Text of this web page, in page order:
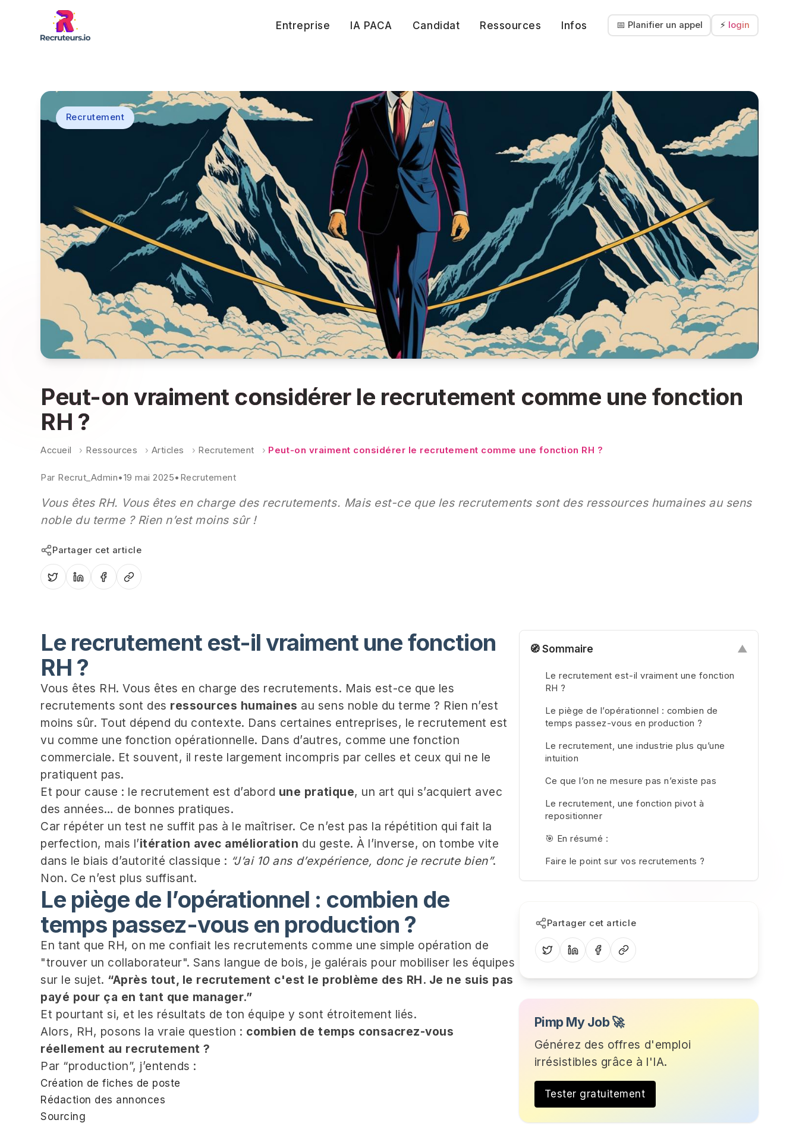
Entreprise IA PACA Candidat Ressources Infos 📅 Planifier un appel ⚡ login
Recrutement
Peut-on vraiment considérer le recrutement comme une fonction
RH ?
Accueil › Ressources › Articles › Recrutement › Peut-on vraiment considérer le recrutement comme une fonction RH ?
Par Recrut_Admin•19 mai 2025• Recrutement
Vous êtes RH. Vous êtes en charge des recrutements. Mais est-ce que les recrutements sont des ressources humaines au sens
noble du terme ? Rien n’est moins sûr !
Partager cet article
Le recrutement est-il vraiment une fonction
RH ?
Vous êtes RH. Vous êtes en charge des recrutements. Mais est-ce que les
recrutements sont des ressources humaines au sens noble du terme ? Rien n’est
moins sûr. Tout dépend du contexte. Dans certaines entreprises, le recrutement est
vu comme une fonction opérationnelle. Dans d’autres, comme une fonction
commerciale. Et souvent, il reste largement incompris par celles et ceux qui ne le
pratiquent pas.
Et pour cause : le recrutement est d’abord une pratique, un art qui s’acquiert avec
des années… de bonnes pratiques.
Car répéter un test ne suffit pas à le maîtriser. Ce n’est pas la répétition qui fait la
perfection, mais l’itération avec amélioration du geste. À l’inverse, on tombe vite
dans le biais d’autorité classique : “J’ai 10 ans d’expérience, donc je recrute bien”.
Non. Ce n’est plus suffisant.
Le piège de l’opérationnel : combien de
temps passez-vous en production ?
En tant que RH, on me confiait les recrutements comme une simple opération de
"trouver un collaborateur". Sans langue de bois, je galérais pour mobiliser les équipes
sur le sujet. “Après tout, le recrutement c'est le problème des RH. Je ne suis pas
payé pour ça en tant que manager.”
Et pourtant si, et les résultats de ton équipe y sont étroitement liés.
Alors, RH, posons la vraie question : combien de temps consacrez-vous
réellement au recrutement ?
Par “production”, j’entends :
Création de fiches de poste
Rédaction des annonces
Sourcing
🧭 Sommaire ▲
Le recrutement est-il vraiment une fonction
RH ?
Le piège de l’opérationnel : combien de
temps passez-vous en production ?
Le recrutement, une industrie plus qu’une
intuition
Ce que l’on ne mesure pas n’existe pas
Le recrutement, une fonction pivot à
repositionner
🎯 En résumé :
Faire le point sur vos recrutements ?
Partager cet article
Pimp My Job 🚀
Générez des offres d'emploi
irrésistibles grâce à l'IA.
Tester gratuitement